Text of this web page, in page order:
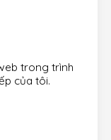
trong trình
của tôi.